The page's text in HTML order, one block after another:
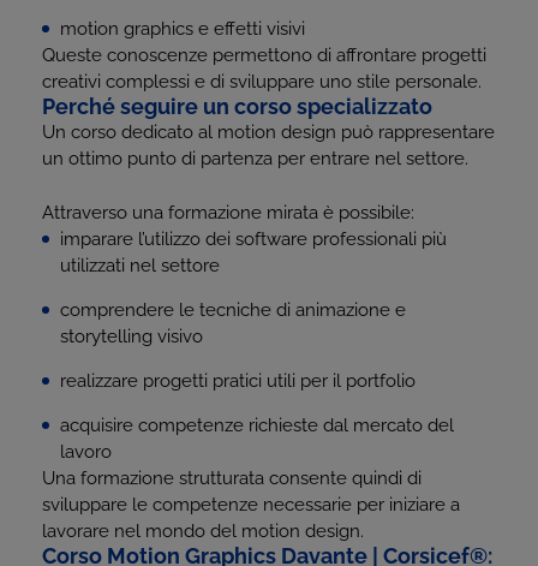
motion graphics e effetti visivi
Queste conoscenze permettono di affrontare progetti
creativi complessi e di sviluppare uno stile personale.
Perché seguire un corso specializzato
Un corso dedicato al motion design può rappresentare
un ottimo punto di partenza per entrare nel settore.
Attraverso una formazione mirata è possibile:
imparare l’utilizzo dei software professionali più
utilizzati nel settore
comprendere le tecniche di animazione e
storytelling visivo
realizzare progetti pratici utili per il portfolio
acquisire competenze richieste dal mercato del
lavoro
Una formazione strutturata consente quindi di
sviluppare le competenze necessarie per iniziare a
lavorare nel mondo del motion design.
Corso Motion Graphics Davante | Corsicef®: